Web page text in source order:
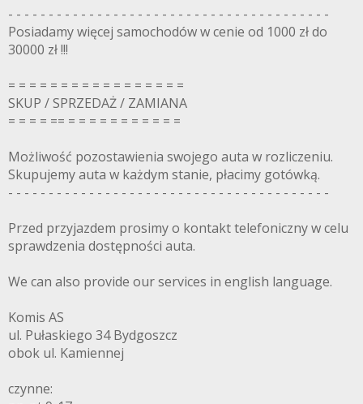
- - - - - - - - - - - - - - - - - - - - - - - - - - - - - - - - - - - - - - - -
Posiadamy więcej samochodów w cenie od 1000 zł do
30000 zł !!!
= = = = = = = = = = = = = = = = =
SKUP / SPRZEDAŻ / ZAMIANA
= = = = == = = = = = = = = = = =
Możliwość pozostawienia swojego auta w rozliczeniu.
Skupujemy auta w każdym stanie, płacimy gotówką.
- - - - - - - - - - - - - - - - - - - - - - - - - - - - - - - - - - - - - - - -
Przed przyjazdem prosimy o kontakt telefoniczny w celu
sprawdzenia dostępności auta.
We can also provide our services in english language.
Komis AS
ul. Pułaskiego 34 Bydgoszcz
obok ul. Kamiennej
czynne: